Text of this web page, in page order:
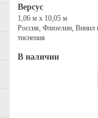
Версус
1,06 м х 10,05 м
Россия, Флизелин, Винил
тиснения
В наличии